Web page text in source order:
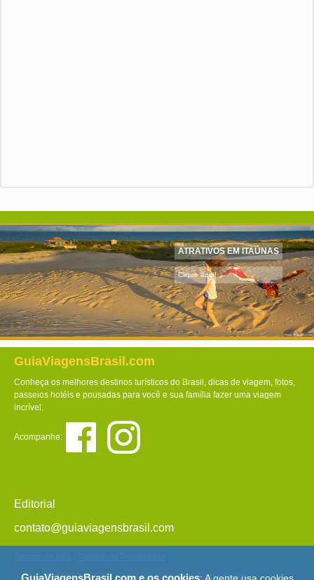
ATRATIVOS EM ITAÚNAS
Clique aqui!
GuiaViagensBrasil.com
Conheça os melhores destinos turísticos do Brasil, dicas de viagem, fotos,
passeios hotéis e pousadas para você e sua família fazer uma viagem
incrível.
Acompanhe:
Editorial
contato@guiaviagensbrasil.com
Termos de Uso
Política de Privacidade
© Copyright 2013 - 2026 - Guia Viagens Brasil -Mapa do Site
GuiaViagensBrasil.com e os cookies